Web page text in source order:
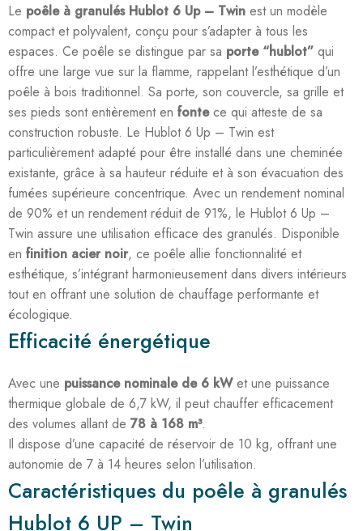
Le poêle à granulés Hublot 6 Up – Twin est un modèle
compact et polyvalent, conçu pour s’adapter à tous les
espaces. Ce poêle se distingue par sa porte “hublot” qui
offre une large vue sur la flamme, rappelant l’esthétique d’un
poêle à bois traditionnel. Sa porte, son couvercle, sa grille et
ses pieds sont entièrement en fontece qui atteste de sa
construction robuste. Le Hublot 6 Up – Twin est
particulièrement adapté pour être installé dans une cheminée
existante, grâce à sa hauteur réduite et à son évacuation des
fumées supérieure concentrique. Avec un rendement nominal
de 90% et un rendement réduit de 91%, le Hublot 6 Up –
Twin assure une utilisation efficace des granulés. Disponible
en finition acier noir, ce poêle allie fonctionnalité et
esthétique, s’intégrant harmonieusement dans divers intérieurs
tout en offrant une solution de chauffage performante et
écologique.
Efficacité énergétique
Avec une puissance nominale de 6 kWet une puissance
thermique globale de 6,7 kW, il peut chauffer efficacement
des volumes allant de 78 à 168 m³.
Il dispose d’une capacité de réservoir de 10 kg, offrant une
autonomie de 7 à 14 heures selon l’utilisation.
Caractéristiques du poêle à granulés
Hublot 6 UP – Twin